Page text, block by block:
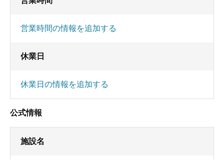
営業時間の情報を追加する
休業日
休業日の情報を追加する
公式情報
施設名